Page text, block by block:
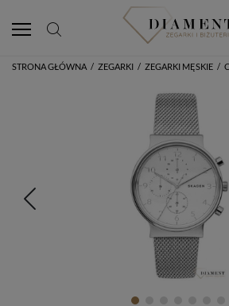
STRONA GŁÓWNA / ZEGARKI / ZEGARKI MĘSKIE /